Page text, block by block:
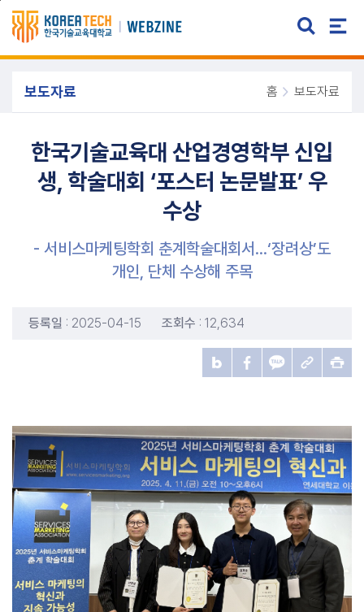
주메뉴 바로가기
본문 바로가기
보도자료 홈 보도자료
한국기술교육대 산업경영학부 신입
생, 학술대회 ‘포스터 논문발표’ 우
수상
- 서비스마케팅학회 춘계학술대회서...‘장려상’도
개인, 단체 수상해 주목
등록일 : 2025-04-15 조회수 : 12,634